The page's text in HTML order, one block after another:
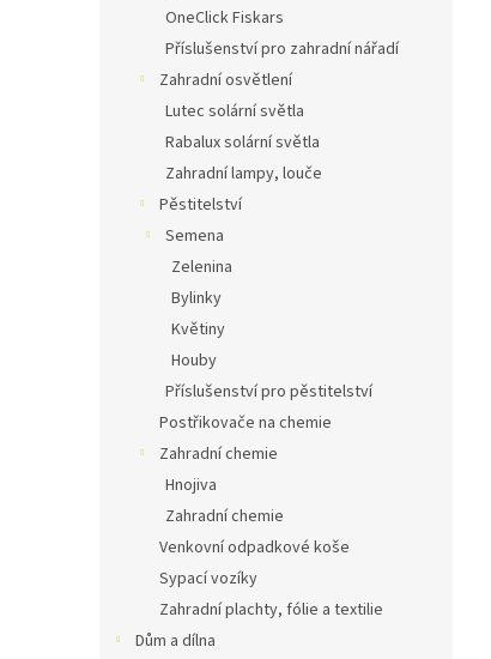
OneClick Fiskars
Příslušenství pro zahradní nářadí
Zahradní osvětlení
Lutec solární světla
Rabalux solární světla
Zahradní lampy, louče
Pěstitelství
Semena
Zelenina
Bylinky
Květiny
Houby
Příslušenství pro pěstitelství
Postřikovače na chemie
Zahradní chemie
Hnojiva
Zahradní chemie
Venkovní odpadkové koše
Sypací vozíky
Zahradní plachty, fólie a textilie
Dům a dílna